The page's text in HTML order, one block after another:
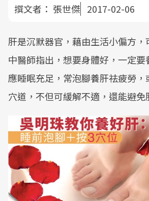
撰文者： 張世傑 2017-02-06
肝是沉默器官，藉由生活小偏方，
中醫師指出，想要身體好，一定要
應睡眠充足，常泡腳養肝祛疲勞
穴道，不但可緩解不適，還能避免